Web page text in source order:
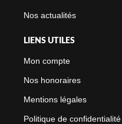
Nos actualités
LIENS UTILES
Mon compte
Nos honoraires
Mentions légales
Politique de confidentialité